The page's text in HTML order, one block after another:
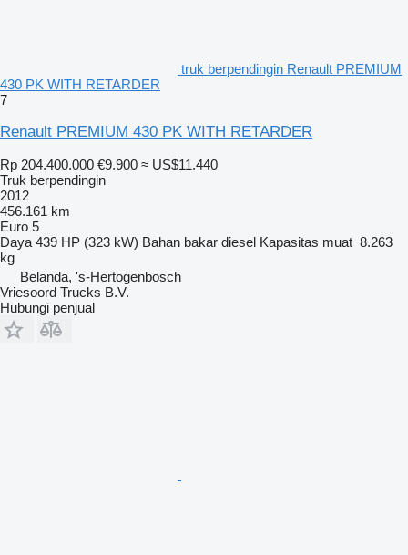
truk berpendingin Renault PREMIUM
430 PK WITH RETARDER
7
Renault PREMIUM 430 PK WITH RETARDER
Rp 204.400.000 €9.900 ≈ US$11.440
Truk berpendingin
2012
456.161 km
Euro 5
Daya 439 HP (323 kW) Bahan bakar diesel Kapasitas muat 8.263
kg
Belanda, 's-Hertogenbosch
Vriesoord Trucks B.V.
Hubungi penjual